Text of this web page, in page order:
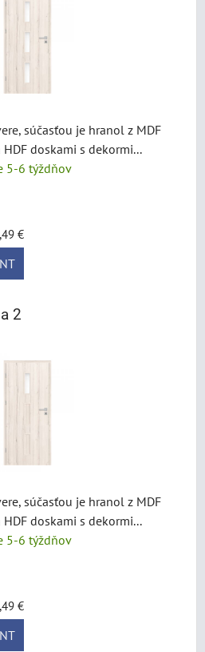
súčasťou je hranol z MDF
doskami s dekormi...
5-6 týždňov
€
2
súčasťou je hranol z MDF
doskami s dekormi...
5-6 týždňov
€